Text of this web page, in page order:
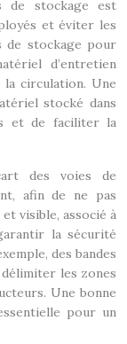
de stockage est
et éviter les
de stockage pour
d’entretien
la circulation. Une
stocké dans
et de faciliter la
des voies de
afin de ne pas
visible, associé à
la sécurité
des bandes
les zones
Une bonne
pour un